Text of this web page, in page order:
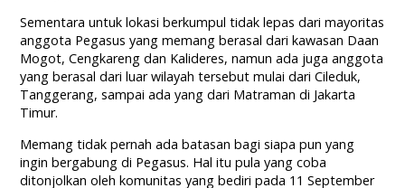
Sementara untuk lokasi berkumpul tidak lepas dari mayoritas
anggota Pegasus yang memang berasal dari kawasan Daan
Mogot, Cengkareng dan Kalideres, namun ada juga anggota
yang berasal dari luar wilayah tersebut mulai dari Cileduk,
Tanggerang, sampai ada yang dari Matraman di Jakarta
Timur.
Memang tidak pernah ada batasan bagi siapa pun yang
ingin bergabung di Pegasus. Hal itu pula yang coba
ditonjolkan oleh komunitas yang bediri pada 11 September